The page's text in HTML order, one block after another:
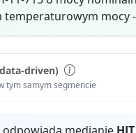
temperaturowym mocy
driven)
tym samym segmencie